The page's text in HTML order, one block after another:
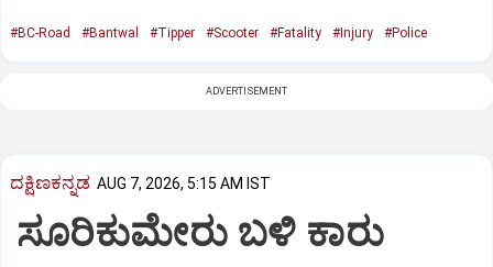
#BC-Road #Bantwal #Tipper #Scooter #Fatality #Injury #Police
ADVERTISEMENT
ದಕ್ಷಿಣಕನ್ನಡ AUG 7, 2026, 5:15 AM IST
ಸೂರಿಕುಮೇರು ಬಳಿ ಕಾರು